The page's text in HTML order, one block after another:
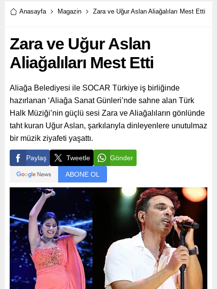
Anasayfa Magazin Zara ve Uğur Aslan Aliağalıları Mest Etti
Zara ve Uğur Aslan
Aliağalıları Mest Etti
Aliağa Belediyesi ile SOCAR Türkiye iş birliğinde
hazırlanan ‘Aliağa Sanat Günleri’nde sahne alan Türk
Halk Müziği’nin güçlü sesi Zara ve Aliağalıların gönlünde
taht kuran Uğur Aslan, şarkılarıyla dinleyenlere unutulmaz
bir müzik ziyafeti yaşattı.
Paylaş Tweetle Gönder
ABONE OL